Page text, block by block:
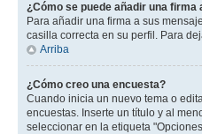
¿Cómo se puede añadir una firma
Para añadir una firma a sus
casilla correcta en su perfil. Para
Arriba
¿Cómo creo una encuesta?
Cuando inicia un nuevo tema o
encuestas. Inserte un título y al
seleccionar en la etiqueta